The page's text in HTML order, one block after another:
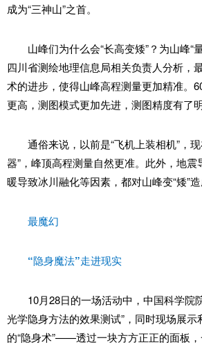
成为“三神山”之首。
山峰们为什么会“长高变矮”？为山峰“
四川省测绘地理信息局相关负责人分析，
术的进步，使得山峰高程测量更加精准。
更高，测图模式更加先进，测图精度有了明
通俗来说，以前是“飞机上装相机”，
器”，峰顶高程测量自然更准。此外，地
暖导致冰川融化等因素，都对山峰变“矮”造
最魔幻
“隐身魔法”走进现实
10月28日的一场活动中，中国科学院
光学隐身方法的效果测试”，同时现场展
的“隐身术”——透过一块方方正正的面板